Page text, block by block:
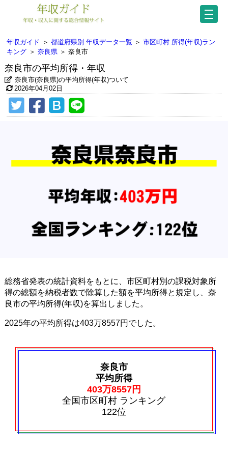
年収ガイド ＞ 都道府県別 年収データ一覧 ＞ 市区町村 所得(年収)ラン
キング ＞ 奈良県 ＞ 奈良市
奈良市の平均所得・年収
奈良市(奈良県)の平均所得(年収)ついて
2026年04月02日
総務省発表の統計資料をもとに、市区町村別の課税対象所
得の総額を納税者数で除算した額を平均所得と規定し、奈
良市の平均所得(年収)を算出しました。
2025年の平均所得は403万8557円でした。
奈良市
平均所得
403万8557円
全国市区町村 ランキング
122位